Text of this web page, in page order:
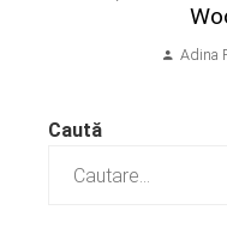
Adina
Caută